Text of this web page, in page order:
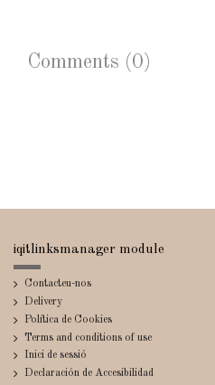
Comments (0)
iqitlinksmanager module
Contacteu-nos
Delivery
Política de Cookies
Terms and conditions of use
Inici de sessió
Declaración de Accesibilidad